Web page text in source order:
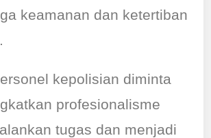
keamanan dan ketertiban
kepolisian diminta
profesionalisme
tugas dan menjadi